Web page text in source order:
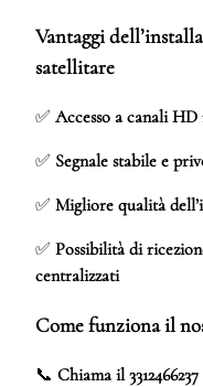
Vantaggi
satellitare
✅ Accesso a canali
✅ Segnale stabile e
✅ Migliore qualità
✅ Possibilità di
centralizzati
Come funziona il
📞 Chiama il 3312466237